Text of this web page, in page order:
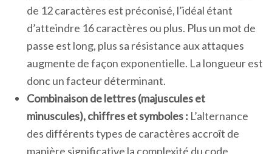
de 12 caractères est préconisé, l’idéal étant
d’atteindre 16 caractères ou plus. Plus un mot de
passe est long, plus sa résistance aux attaques
augmente de façon exponentielle. La longueur est
donc un facteur déterminant.
Combinaison de lettres (majuscules et
minuscules), chiffres et symboles : L’alternance
des différents types de caractères accroît de
manière significative la complexité du code